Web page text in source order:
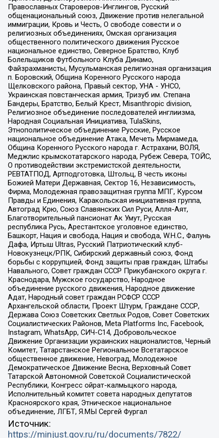
Православных Староверов-Инглингов, Русский
общенациональный союз, Движение против нелегальной
иммиграции, Кровь и Честь, О свободе совести и о
религиозных объединениях, Омская организация
общественного политического движения Русское
национальное единство, Северное Братство, Клуб
Болельщиков Футбольного Клуба Динамо,
Файзрахманисты, Мусульманская религиозная организация
п. Боровский, Община Коренного Русского народа
Щелковского района, Правый сектор, УНА - УНСО,
Украинская повстанческая армия, Тризуб им. Степана
Бандеры, Братство, Белый Крест, Misanthropic division,
Религиозное объединение последователей инглиизма,
Народная Социальная Инициатива, TulaSkins,
Этнополитическое объединение Русские, Русское
национальное объединение Атака, Мечеть Мирмамеда,
Община Коренного Русского народа г. Астрахани, ВОЛЯ,
Меджлис крымскотатарского народа, Рубеж Севера, ТОЙС,
О противодействии экстремистской деятельности,
РЕВТАТПОД, Артподготовка, Штольц, В честь иконы
Божией Матери Державная, Сектор 16, Независимость,
Фирма, Молодежная правозащитная группа МПГ, Курсом
Правды и Единения, Каракольская инициативная группа,
Автоград Крю, Союз Славянских Сил Руси, Алля-Аят,
Благотворительный пансионат Ак Умут, Русская
республика Русь, Арестантское уголовное единство,
Башкорт, Нация и свобода, Нация и свобода, W.H.С., Фалунь
Дафа, Иртыш Ultras, Русский Патриотический клуб-
Новокузнецк/РПК, Сибирский державный союз, Фонд
борьбы с коррупцией, Фонд защиты прав граждан, Штабы
Навального, Совет граждан СССР Прикубанского округа г.
Краснодара, Мужское государство, Народное
объединение русского движения, Народное движение
Адат, Народный совет граждан РСФСР СССР
Архангельской области, Проект Штурм, Граждане СССР,
Держава Союз Советских Светлых Родов, Совет Советских
Социалистических Районов, Meta Platforms Inc, Facebook,
Instagram, WhatsApp, СИЧ-С14, Добровольческое
Движение Организации украинских националистов, Черный
Комитет, Татарстанское Региональное Всетатарское
общественное движение, Невоград, Молодежное
Демократическое Движение Весна, Верховный Совет
Татарской Автономной Советской Социалистической
Республики, Конгресс ойрат-калмыцкого народа,
Исполнительный комитет совета народных депутатов
Красноярского края, Этническое национальное
объединение, ЛГБТ, Я.МЫ Сергей Фургал
Источник:
https://minjust.gov.ru/ru/documents/7822/